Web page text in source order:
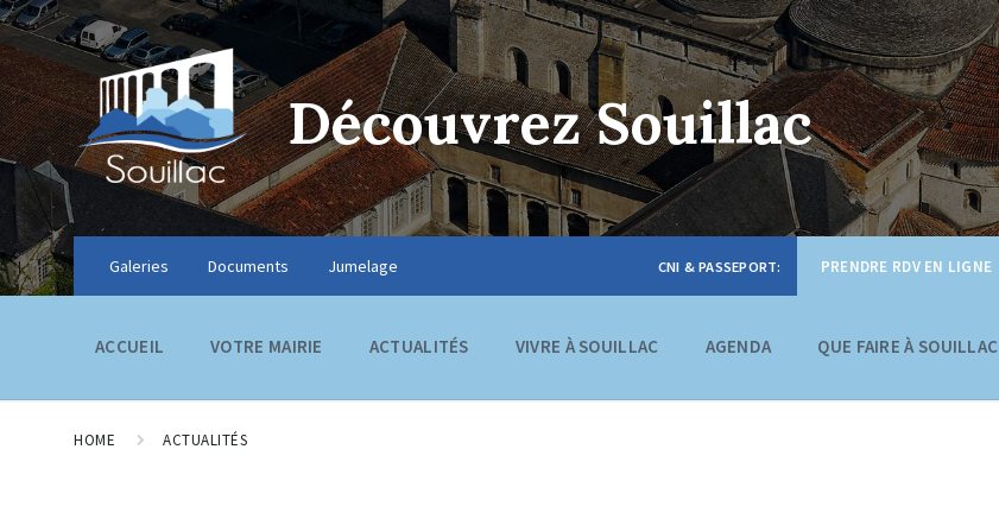
Découvrez Souillac
Galeries Documents Jumelage PRENDRE RDV EN LIGNE
ACCUEIL VOTRE MAIRIE ACTUALITÉS VIVRE À SOUILLAC AGENDA QUE FAIRE À SOUILLAC
HOME ACTUALITÉS